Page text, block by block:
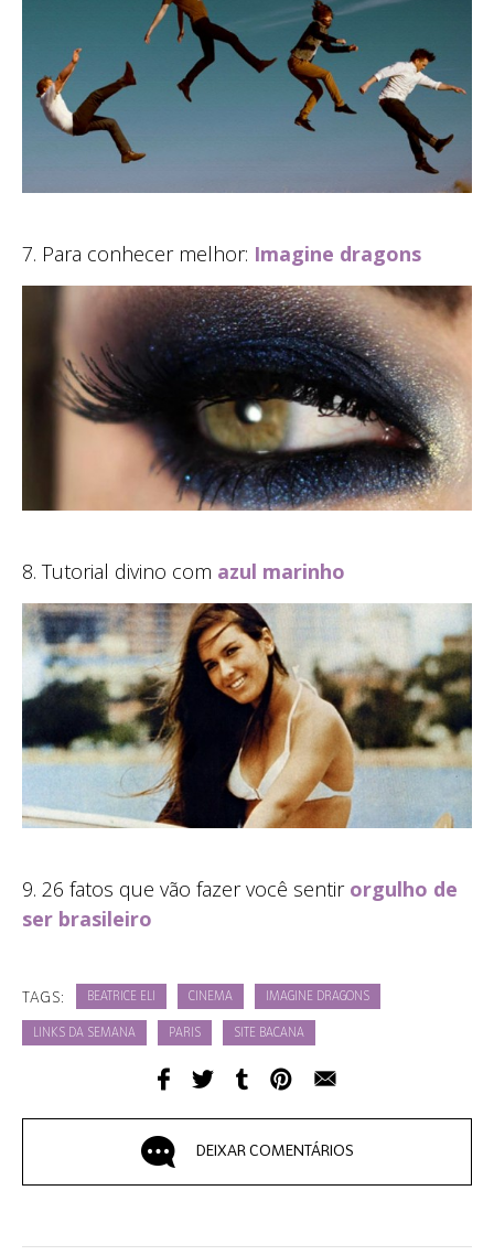
7. Para conhecer melhor: Imagine dragons
8. Tutorial divino com azul marinho
9. 26 fatos que vão fazer você sentir orgulho de
ser brasileiro
TAGS: BEATRICE ELI CINEMA IMAGINE DRAGONS
LINKS DA SEMANA PARIS SITE BACANA
DEIXAR COMENTÁRIOS